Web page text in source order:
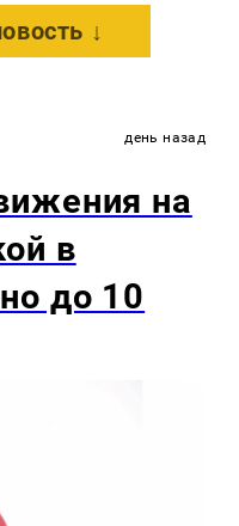
↓
день назад
на
в
до 10